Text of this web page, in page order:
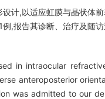
计,以适应虹膜与晶状体
,报告其诊断、治疗及随访
in intraocular
anteroposterior
was admitted to our